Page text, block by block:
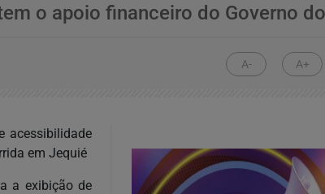
o apoio financeiro do Governo
A- A+
acessibilidade
em Jequié
a exibição de